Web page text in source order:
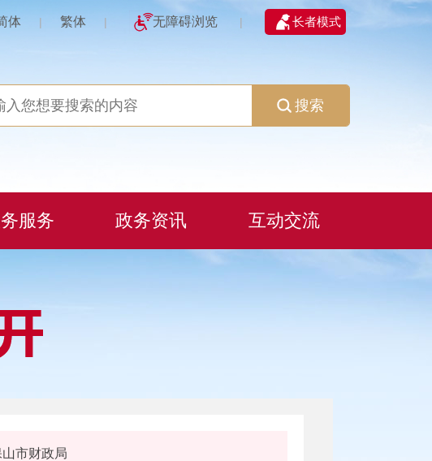
体 | 繁体 | 无障碍浏览 | 长者模式
搜索
服务 政务资讯 互动交流
山市财政局